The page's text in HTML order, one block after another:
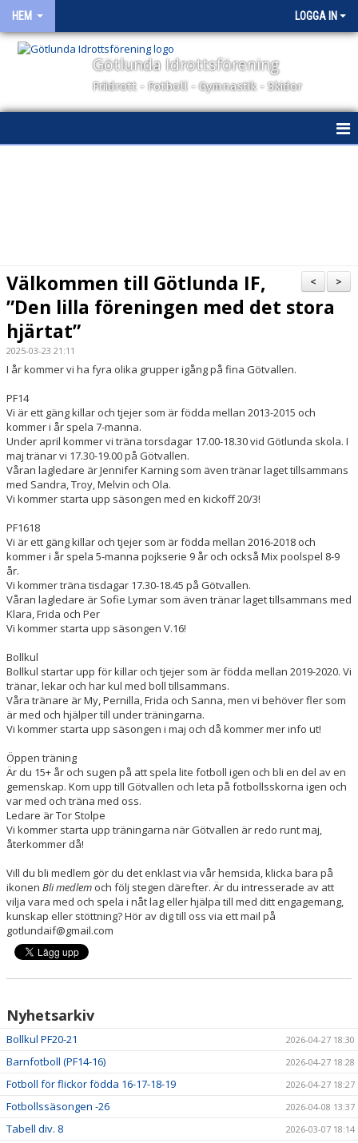
HEM LOGGA IN
Götlunda Idrottsförening
Friidrott - Fotboll - Gymnastik - Skidor
KALENDER
BILDGALLERI
DOKUMENT
VÅRA LAG/TRÄNARE
MATCHER
TIPSLIGAN
>
<
Välkommen till Götlunda IF,
”Den lilla föreningen med det stora
hjärtat”
2025-03-23 21:11
I år kommer vi ha fyra olika grupper igång på fina Götvallen.
PF14
Vi är ett gäng killar och tjejer som är födda mellan 2013-2015 och
kommer i år spela 7-manna.
Under april kommer vi träna torsdagar 17.00-18.30 vid Götlunda skola. I
maj tränar vi 17.30-19.00 på Götvallen.
Våran lagledare är Jennifer Karning som även tränar laget tillsammans
med Sandra, Troy, Melvin och Ola.
Vi kommer starta upp säsongen med en kickoff 20/3!
PF1618
Vi är ett gäng killar och tjejer som är födda mellan 2016-2018 och
kommer i år spela 5-manna pojkserie 9 år och också Mix poolspel 8-9
år.
Vi kommer träna tisdagar 17.30-18.45 på Götvallen.
Våran lagledare är Sofie Lymar som även tränar laget tillsammans med
Klara, Frida och Per
Vi kommer starta upp säsongen V.16!
Bollkul
Bollkul startar upp för killar och tjejer som är födda mellan 2019-2020. Vi
tränar, lekar och har kul med boll tillsammans.
Våra tränare är My, Pernilla, Frida och Sanna, men vi behöver fler som
är med och hjälper till under träningarna.
Vi kommer starta upp säsongen i maj och då kommer mer info ut!
Öppen träning
Är du 15+ år och sugen på att spela lite fotboll igen och bli en del av en
gemenskap. Kom upp till Götvallen och leta på fotbollsskorna igen och
var med och träna med oss.
Ledare är Tor Stolpe
Vi kommer starta upp träningarna när Götvallen är redo runt maj,
återkommer då!
Vill du bli medlem gör du det enklast via vår hemsida, klicka bara på
ikonen Bli medlem och följ stegen därefter. Är du intresserade av att
vilja vara med och spela i nåt lag eller hjälpa till med ditt engagemang,
kunskap eller stöttning? Hör av dig till oss via ett mail på
gotlundaif@gmail.com
Nyhetsarkiv
Bollkul PF20-21 2026-04-27 18:30
Barnfotboll (PF14-16) 2026-04-27 18:28
Fotboll för flickor födda 16-17-18-19 2026-04-27 18:27
Fotbollssäsongen -26 2026-04-08 13:37
Tabell div. 8 2026-03-07 18:14